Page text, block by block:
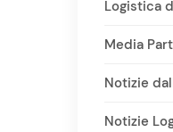
Logistica
Media
Notizie
Notizie